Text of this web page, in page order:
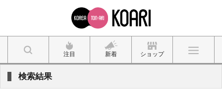
注目 新着 ショップ
検索結果